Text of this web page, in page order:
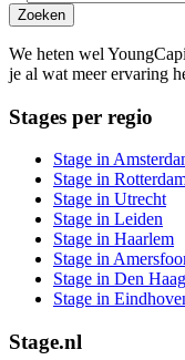
Zoeken
We heten wel
je al wat meer ervaring
Stages per regio
Stage in
Stage in
Stage in Utrecht
Stage in Leiden
Stage in Haarlem
Stage in
Stage in Den Haag
Stage in
Stage.nl